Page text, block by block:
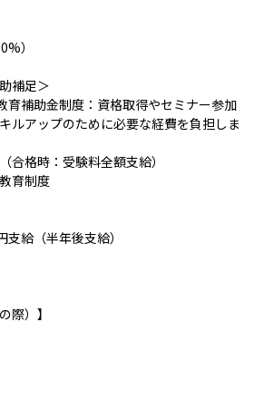
）
補足＞
補助金制度：資格取得やセミナー参加
ルアップのために必要な経費を負担しま
格時：受験料全額支給）
育制度
給（半年後支給）
際）】